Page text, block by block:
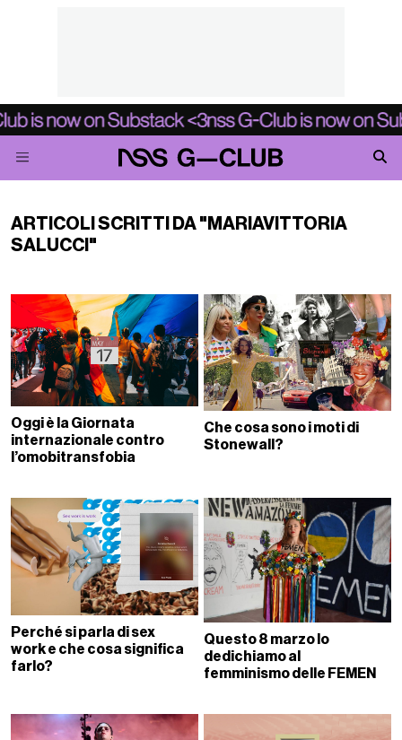
ARTICOLI SCRITTI DA "MARIAVITTORIA
SALUCCI"
Oggi è la Giornata
internazionale contro
l’omobitransfobia
Che cosa sono i moti di
Stonewall?
Perché si parla di sex
work e che cosa significa
farlo?
Questo 8 marzo lo
dedichiamo al
femminismo delle FEMEN